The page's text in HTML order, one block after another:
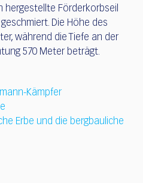
Förderkorbseil
Die Höhe des
während die Tiefe an der
570 Meter beträgt.
Kämpfer
Erbe und die bergbauliche